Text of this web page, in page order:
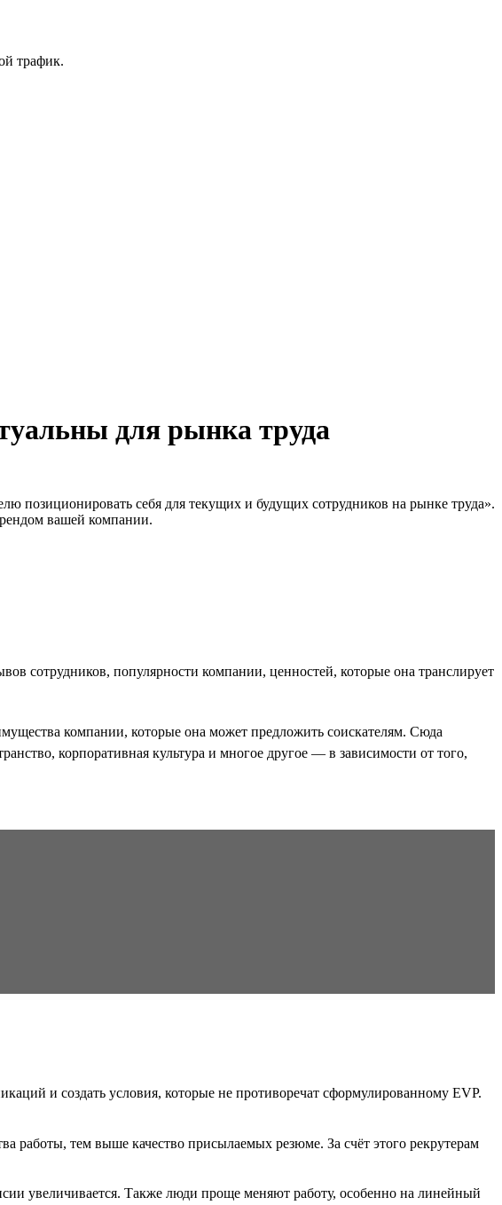
трафик.
для рынка труда
позиционировать себя для текущих и будущих сотрудников на рынке труда».
вашей компании.
сотрудников, популярности компании, ценностей, которые она транслирует
компании, которые она может предложить соискателям. Сюда
корпоративная культура и многое другое — в зависимости от того,
и создать условия, которые не противоречат сформулированному EVP.
работы, тем выше качество присылаемых резюме. За счёт этого рекрутерам
увеличивается. Также люди проще меняют работу, особенно на линейный